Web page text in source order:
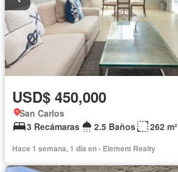
USD$ 450,000
San Carlos
3 Recámaras
2.5 Baños 262 m²
Hace 1 semana, 1 día en - Element Realty